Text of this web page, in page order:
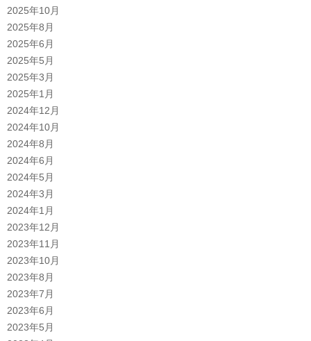
2025年10月
2025年8月
2025年6月
2025年5月
2025年3月
2025年1月
2024年12月
2024年10月
2024年8月
2024年6月
2024年5月
2024年3月
2024年1月
2023年12月
2023年11月
2023年10月
2023年8月
2023年7月
2023年6月
2023年5月